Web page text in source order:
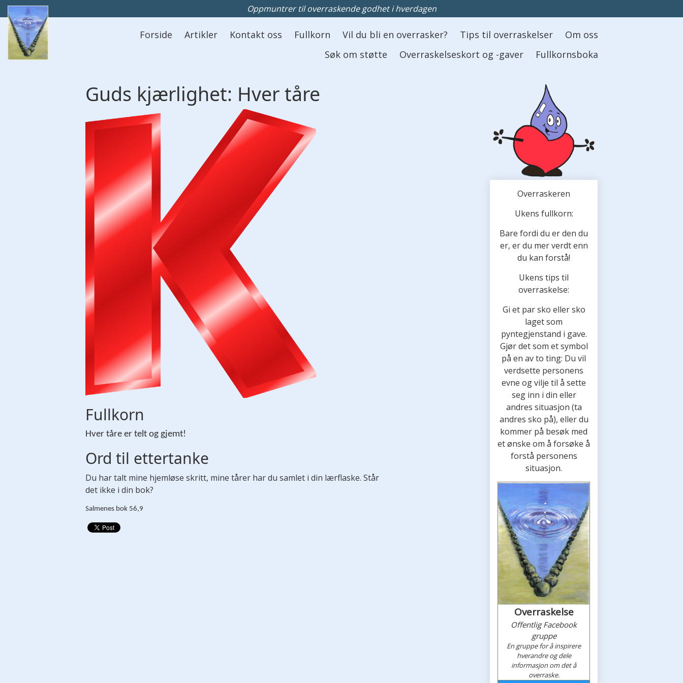
Oppmuntrer til overraskende godhet i hverdagen
HovedmenyForside Artikler Kontakt oss Fullkorn Vil du bli en overrasker? Tips til overraskelser
Om oss
Søk om støtte
Overraskelseskort og -gaver Fullkornsboka
Guds kjærlighet: Hver tåre
Fullkorn
Hver tåre er telt og gjemt!
Ord til ettertanke
Du har talt mine hjemløse skritt, mine tårer har du samlet i din lærflaske. Står
det ikke i din bok?
Salmenes bok 56,9
Overraskeren
Ukens fullkorn:
Bare fordi du er den du
er, er du mer verdt enn
du kan forstå!
Ukens tips til
overraskelse:
Gi et par sko eller sko
laget som
pyntegjenstand i gave.
Gjør det som et symbol
på en av to ting: Du vil
verdsette personens
evne og vilje til å sette
seg inn i din eller
andres situasjon (ta
andres sko på), eller du
kommer på besøk med
et ønske om å forsøke å
forstå personens
situasjon.
Overraskelse
Offentlig Facebook
gruppe
En gruppe for å inspirere
hverandre og dele
informasjon om det å
overraske.